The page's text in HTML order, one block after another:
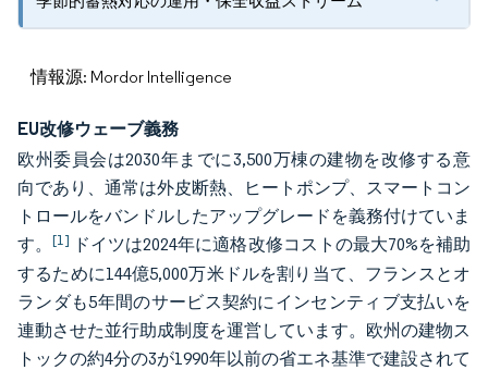
情報源: Mordor Intelligence
EU改修ウェーブ義務
欧州委員会は2030年までに3,500万棟の建物を改修する意
向であり、通常は外皮断熱、ヒートポンプ、スマートコン
トロールをバンドルしたアップグレードを義務付けていま
す。[1] ドイツは2024年に適格改修コストの最大70%を補助
するために144億5,000万米ドルを割り当て、フランスとオ
ランダも5年間のサービス契約にインセンティブ支払いを
連動させた並行助成制度を運営しています。欧州の建物ス
トックの約4分の3が1990年以前の省エネ基準で建設されて